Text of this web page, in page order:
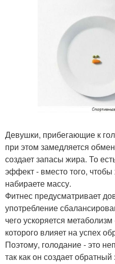
Девушки, прибегающие к
при этом замедляется
создает запасы жира. То
эффект - вместо того,
набираете массу.
Фитнес предусматривает
употребление
чего ускоряется
которого влияет на успех
Поэтому, голодание - это
так как он создает